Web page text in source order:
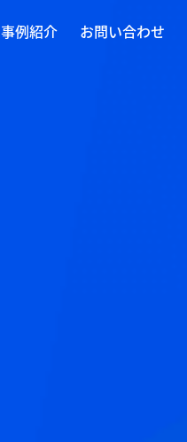
事例紹介 お問い合わせ